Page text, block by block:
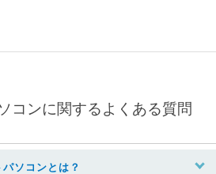
コンに関するよくある質問
ソコンとは？